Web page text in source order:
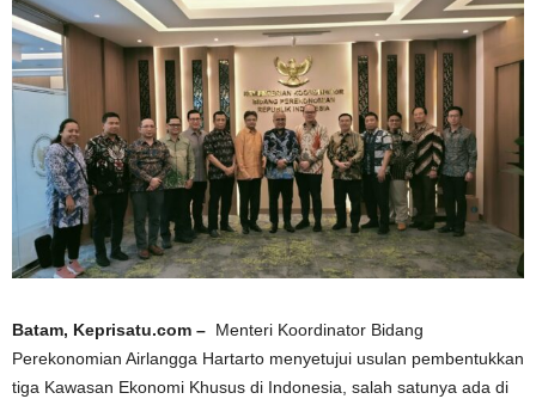
Batam, Keprisatu.com – Menteri Koordinator Bidang
Perekonomian Airlangga Hartarto menyetujui usulan pembentukkan
tiga Kawasan Ekonomi Khusus di Indonesia, salah satunya ada di